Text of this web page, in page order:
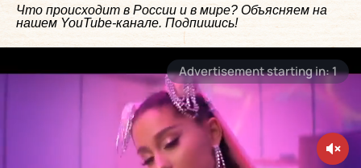
Что происходит в России и в мире? Объясняем на
нашем YouTube-канале. Подпишись!